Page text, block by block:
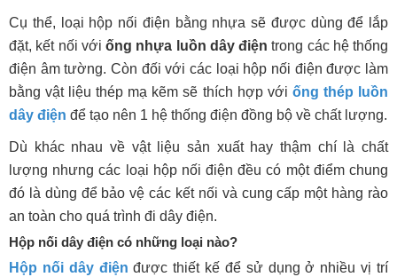
Cụ thể, loại hộp nối điện bằng nhựa sẽ được dùng để lắp
đặt, kết nối với ống nhựa luồn dây điện trong các hệ thống
điện âm tường. Còn đối với các loại hộp nối điện được làm
bằng vật liệu thép mạ kẽm sẽ thích hợp với ống thép luồn
dây điện để tạo nên 1 hệ thống điện đồng bộ về chất lượng.
Dù khác nhau về vật liệu sản xuất hay thậm chí là chất
lượng nhưng các loại hộp nối điện đều có một điểm chung
đó là dùng để bảo vệ các kết nối và cung cấp một hàng rào
an toàn cho quá trình đi dây điện.
Hộp nối dây điện có những loại nào?
Hộp nối dây điện được thiết kế để sử dụng ở nhiều vị trí